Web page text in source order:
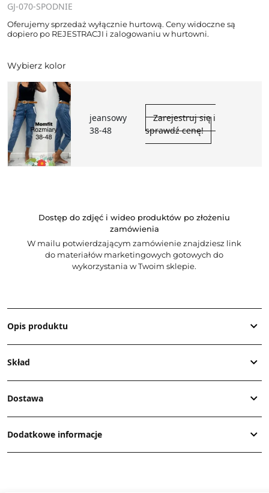
GJ-070-SPODNIE
Oferujemy sprzedaż wyłącznie hurtową. Ceny widoczne są
dopiero po REJESTRACJI i zalogowaniu w hurtowni.
Wybierz kolor
jeansowy
38-48
Zarejestruj się i
sprawdź cenę!
Dostęp do zdjęć i wideo produktów po złożeniu
zamówienia
W mailu potwierdzającym zamówienie znajdziesz link
do materiałów marketingowych gotowych do
wykorzystania w Twoim sklepie.
Opis produktu
Skład
Dostawa
Dodatkowe informacje